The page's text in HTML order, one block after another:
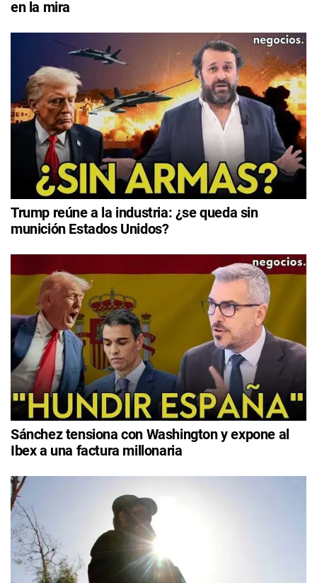
en la mira
Trump reúne a la industria: ¿se queda sin
munición Estados Unidos?
Sánchez tensiona con Washington y expone al
Ibex a una factura millonaria